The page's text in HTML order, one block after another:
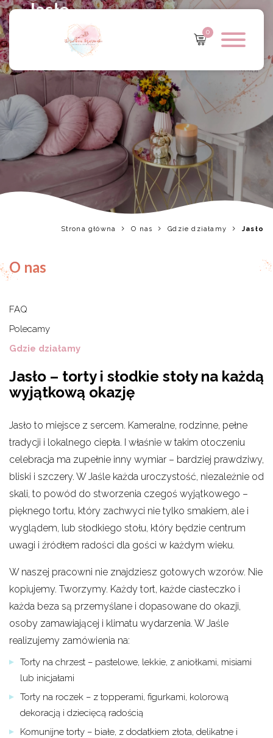
0
Jasło
Strona główna O nas Gdzie działamy Jasło
O nas
FAQ
Polecamy
Gdzie działamy
Jasło – torty i słodkie stoły na każdą
wyjątkową okazję
Jasło to miejsce z sercem. Kameralne, rodzinne, pełne
tradycji i lokalnego ciepła. I właśnie w takim otoczeniu
celebracja ma zupełnie inny wymiar – bardziej prawdziwy,
bliski i szczery. W Jaśle każda uroczystość, niezależnie od
skali, to powód do stworzenia czegoś wyjątkowego –
pięknego tortu, który zachwyci nie tylko smakiem, ale i
wyglądem, lub słodkiego stołu, który będzie centrum
uwagi i źródłem radości dla gości w każdym wieku.
W naszej pracowni nie znajdziesz gotowych wzorów. Nie
kopiujemy. Tworzymy. Każdy tort, każde ciasteczko i
każda beza są przemyślane i dopasowane do okazji,
osoby zamawiającej i klimatu wydarzenia. W Jaśle
realizujemy zamówienia na:
Torty na chrzest – pastelowe, lekkie, z aniołkami, misiami
lub inicjałami
Torty na roczek – z topperami, figurkami, kolorową
dekoracją i dziecięcą radością
Komunijne torty – białe, z dodatkiem złota, delikatne i